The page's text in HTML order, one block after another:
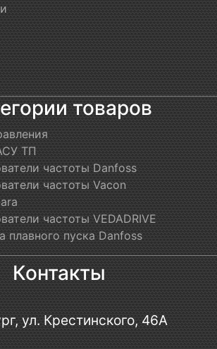
товаров
ТП
частоты Danfoss
частоты Vacon
частоты VEDADRIVE
плавного пуска Danfoss
Контакты
ул. Крестинского, 46А